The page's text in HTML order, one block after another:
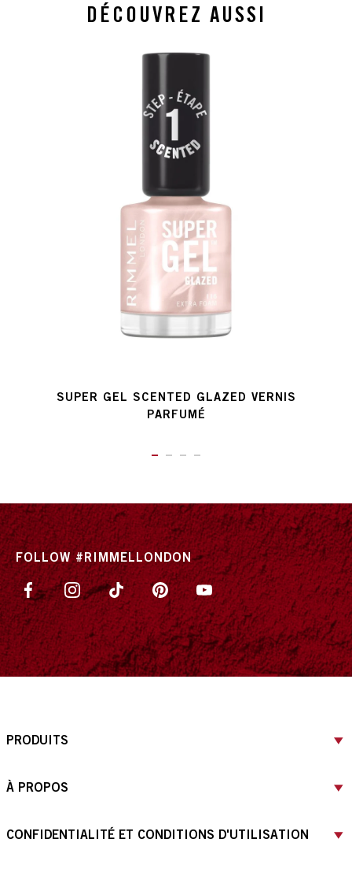
DÉCOUVREZ AUSSI
SUPER GEL SCENTED GLAZED VERNIS
PARFUMÉ
FOLLOW #RIMMELLONDON
PRODUITS
À PROPOS
CONFIDENTIALITÉ ET CONDITIONS D'UTILISATION